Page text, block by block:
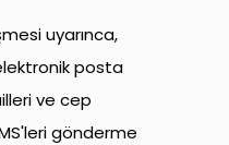
uyarınca,
posta
ve cep
gönderme